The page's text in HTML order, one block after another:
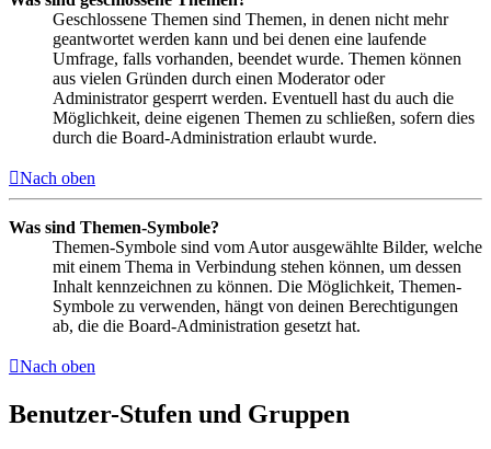
Geschlossene Themen sind Themen, in denen nicht mehr
geantwortet werden kann und bei denen eine laufende
Umfrage, falls vorhanden, beendet wurde. Themen können
aus vielen Gründen durch einen Moderator oder
Administrator gesperrt werden. Eventuell hast du auch die
Möglichkeit, deine eigenen Themen zu schließen, sofern dies
durch die Board-Administration erlaubt wurde.
Nach oben
Was sind Themen-Symbole?
Themen-Symbole sind vom Autor ausgewählte Bilder, welche
mit einem Thema in Verbindung stehen können, um dessen
Inhalt kennzeichnen zu können. Die Möglichkeit, Themen-
Symbole zu verwenden, hängt von deinen Berechtigungen
ab, die die Board-Administration gesetzt hat.
Nach oben
Benutzer-Stufen und Gruppen